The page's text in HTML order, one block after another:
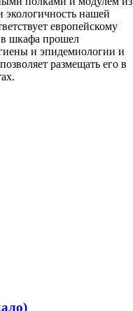
экологичность нашей
европейскому
шкафа прошел
и эпидемиологии и
размещать его в